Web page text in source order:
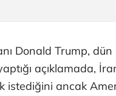
Donald Trump,
açıklamada,
istediğini ancak